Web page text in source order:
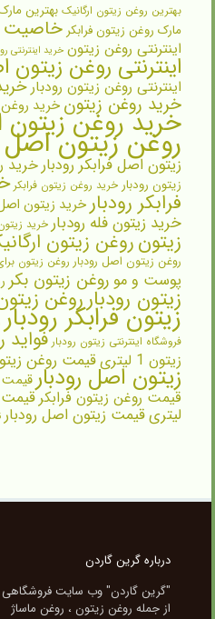
بهترین روغن زیتون ارگانیک بهترین
مارک روغن زیتون فرابکر خاصیت
اینترنتی روغن زیتون خرید اینترنتی
اینترنتی روغن زیتون
اینترنتی روغن زیتون رودبار
خرید روغن زیتون خرید روغن خرید روغن
روغن زیتون اصل
زیتون اصل فرابکر رودبارخرید
زیتون رودبار خرید روغن زیتون فرابکر
فرابکر رودبار خرید زیتون
خرید زیتون فله رودبار خرید
زیتونروغن زیتون
روغن زیتون اصل رودبار روغن زیتون
پوست و مو روغن زیتون بکر
زیتون رودبارروغن
زیتون فرابکر رودبار
فروشگاه اینترنتی زیتون رودبار
زیتون 1 لیتری
قیمت روغن
زیتون اصل رودبار
قیمت روغن زیتون فرابکر
لیتریقیمت زیتون اصل رودبار
درباره گرین گاردن
"گرین گاردن" وب سایت فروشگاهی
از جمله روغن زیتون ، روغن ماساژ